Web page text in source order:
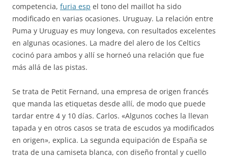
competencia, furia esp el tono del maillot ha sido
modificado en varias ocasiones. Uruguay. La relación entre
Puma y Uruguay es muy longeva, con resultados excelentes
en algunas ocasiones. La madre del alero de los Celtics
cocinó para ambos y allí se horneó una relación que fue
más allá de las pistas.
Se trata de Petit Fernand, una empresa de origen francés
que manda las etiquetas desde allí, de modo que puede
tardar entre 4 y 10 días. Carlos. «Algunos coches la llevan
tapada y en otros casos se trata de escudos ya modificados
en origen», explica. La segunda equipación de España se
trata de una camiseta blanca, con diseño frontal y cuello